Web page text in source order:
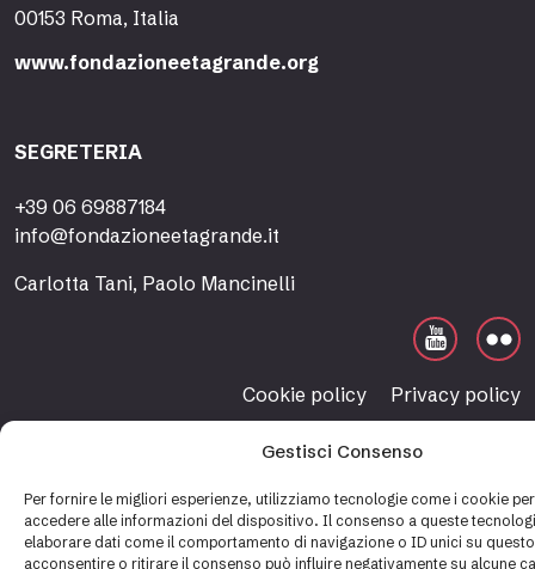
Gestisci Consenso
Per fornire le migliori esperienze, utilizziamo tecnologie come i cookie
accedere alle informazioni del dispositivo. Il consenso a queste
elaborare dati come il comportamento di navigazione o ID unici su
acconsentire o ritirare il consenso può influire negativamente su alcune
00153 Roma, Italia
www.fondazioneetagrande.org
SEGRETERIA
+39 06 69887184
info@fondazioneetagrande.it
Carlotta Tani, Paolo Mancinelli
Cookie policy Privacy policy